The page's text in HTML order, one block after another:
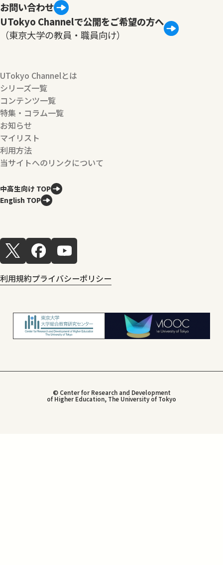
お問い合わせ
UTokyo Channelで公開をご希望の方へ
（東京大学の教員・職員向け）
UTokyo Channelとは
シリーズ一覧
コンテンツ一覧
特集・コラム一覧
お知らせ
マイリスト
利用方法
当サイトへのリンクについて
中高生向け TOP
English TOP
利用規約プライバシーポリシー
© Center for Research and Development
of Higher Education, The University of Tokyo